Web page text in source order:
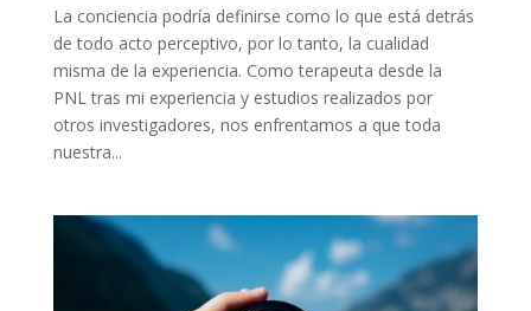
La conciencia podría definirse como lo que está detrás
de todo acto perceptivo, por lo tanto, la cualidad
misma de la experiencia. Como terapeuta desde la
PNL tras mi experiencia y estudios realizados por
otros investigadores, nos enfrentamos a que toda
nuestra...